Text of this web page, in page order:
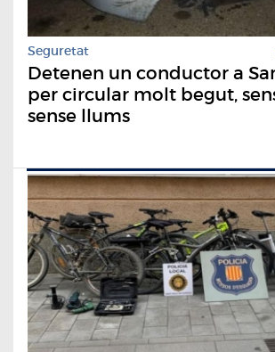
Seguretat
Detenen un conductor a
per circular molt begut,
sense llums